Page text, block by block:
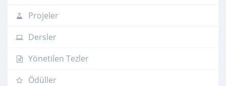
Projeler
Dersler
Yönetilen Tezler
Ödüller